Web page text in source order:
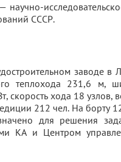
СССР.
заводе в
теплохода 231,6 м,
скорость хода 18
212 чел. На борту
для решения
КА и Центром